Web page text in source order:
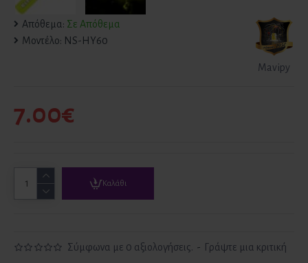
Απόθεμα: Σε Απόθεμα
Μοντέλο: NS-HY60
Mavipy
Σύμφωνα με 0 αξιολογήσεις. - Γράψτε μια κριτική
7.00€
Καλάθι